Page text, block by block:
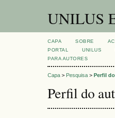
UNILUS
CAPA SOBRE
PORTAL
UNILUS
PARA AUTORES
Capa > Pesquisa > Perfil
Perfil do